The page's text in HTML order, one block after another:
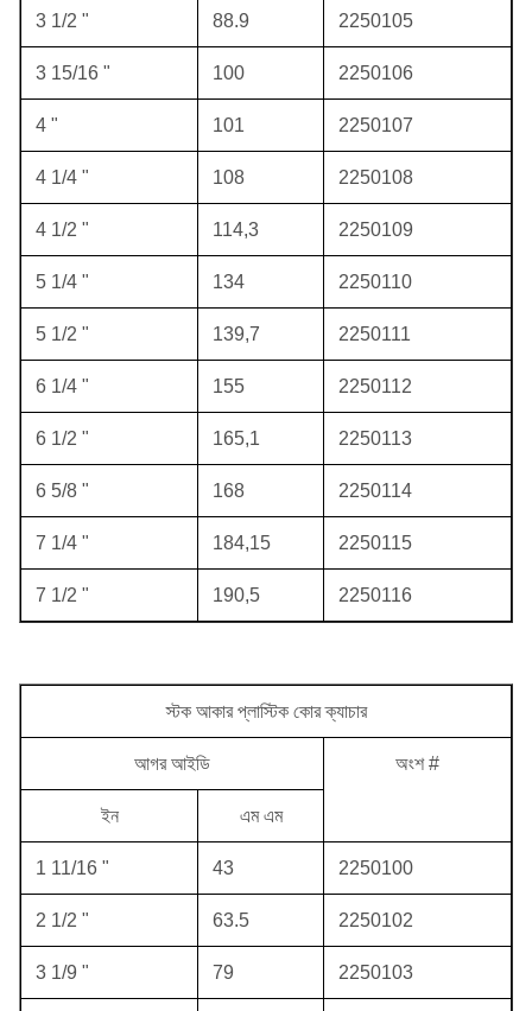
3 1/2 " 88.9 2250105
3 15/16 " 100 2250106
4 " 101 2250107
4 1/4 " 108 2250108
4 1/2 " 114,3 2250109
5 1/4 " 134 2250110
5 1/2 " 139,7 2250111
6 1/4 " 155 2250112
6 1/2 " 165,1 2250113
6 5/8 " 168 2250114
7 1/4 " 184,15 2250115
7 1/2 " 190,5 2250116
স্টক আকার প্লাস্টিক কোর ক্যাচার
আগর আইডি অংশ #
ইন এম এম
1 11/16 " 43 2250100
2 1/2 " 63.5 2250102
3 1/9 " 79 2250103